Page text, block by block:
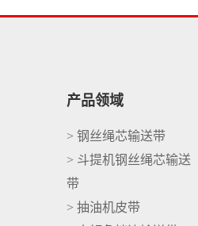
产品领域
> 钢丝绳芯输送带
> 斗提机钢丝绳芯输送
带
> 抽油机皮带